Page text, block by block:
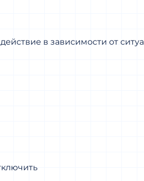
в зависимости от